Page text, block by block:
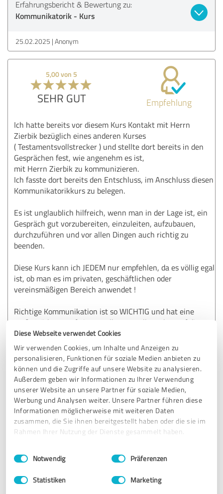
Diese Webseite verwendet Cookies
Wir verwenden Cookies, um Inhalte und Anzeigen zu
personalisieren, Funktionen für soziale Medien anbieten zu
können und die Zugriffe auf unsere Website zu analysieren.
Außerdem geben wir Informationen zu Ihrer Verwendung
unserer Website an unsere Partner für soziale Medien,
Werbung und Analysen weiter. Unsere Partner führen diese
Informationen möglicherweise mit weiteren Daten
zusammen, die Sie ihnen bereitgestellt haben oder die sie im
Rahmen Ihrer Nutzung der Dienste gesammelt haben.
Impressum Datenschutzbestimmungen
Einwilligungsauswahl
Notwendig Präferenzen
Statistiken Marketing
Erfahrungsbericht & Bewertung zu:
Kommunikatorik - Kurs
25.02.2025 Anonym
5,00 von 5
SEHR GUT Empfehlung
Ich hatte bereits vor diesem Kurs Kontakt mit Herrn
Zierbik bezüglich eines anderen Kurses
( Testamentsvollstrecker ) und stellte dort bereits in den
Gesprächen fest, wie angenehm es ist,
mit Herrn Zierbik zu kommunizieren.
Ich fasste dort bereits den Entschluss, im Anschluss diesen
Kommunikatorikkurs zu belegen.
Es ist unglaublich hilfreich, wenn man in der Lage ist, ein
Gespräch gut vorzubereiten, einzuleiten, aufzubauen,
durchzuführen und vor allen Dingen auch richtig zu
beenden.
Diese Kurs kann ich JEDEM nur empfehlen, da es völlig egal
ist, ob man es im privaten, geschäftlichen oder
vereinsmäßigen Bereich anwendet !
Richtige Kommunikation ist so WICHTIG und hat eine
große Wirkung auf einem selber, vor allem aber auf die
gegenüber (Gesprächspartner) .
Der Kurs war für mich ein absoluter Gewinn und hat mich
in meiner zukünftigen Gesprächsgestaltung einen großen
Einfluss.
Sogar während dem Kurs habe ich bereits meine
Gesprächsführung verändert und schon tolle Erfolge
erzielen können.
Erfahrungsbericht & Bewertung zu:
Kommunikatorik - Kurs